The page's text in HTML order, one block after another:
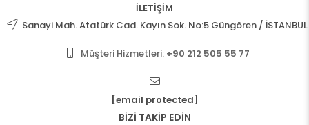
İLETİŞİM
Sanayi Mah. Atatürk Cad. Kayın Sok. No:5 Güngören / İSTANBUL
Müşteri Hizmetleri: +90 212 505 55 77
[email protected]
BİZİ TAKİP EDİN